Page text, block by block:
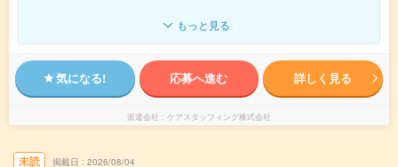
もっと見る
気になる! 応募へ進む 詳しく見る
派遣会社 ケアスタッフィング株式会社
未読 掲載日 2026/08/04